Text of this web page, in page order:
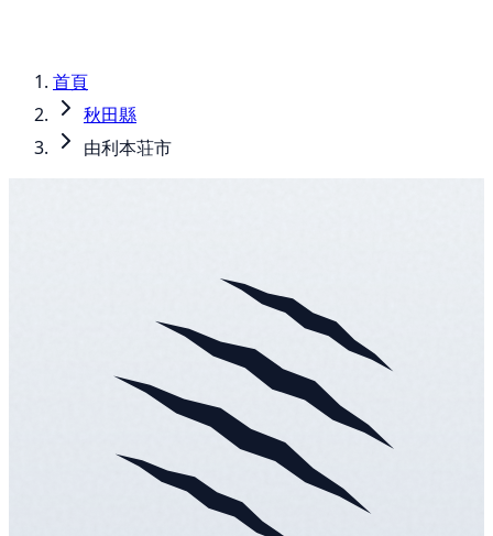
首頁
秋田縣
由利本荘市